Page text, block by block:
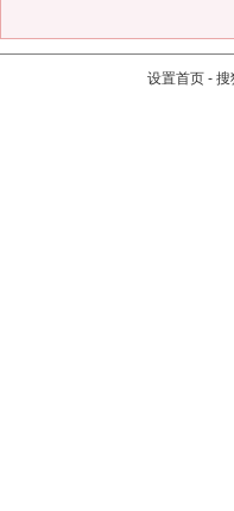
设置首页 - 搜